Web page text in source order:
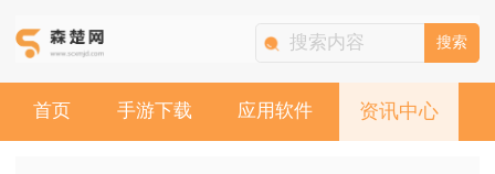
搜索
首页 手游下载 应用软件 资讯中心